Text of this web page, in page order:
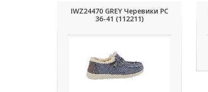
IWZ24470 GREY Черевики РС
36-41 (112211)